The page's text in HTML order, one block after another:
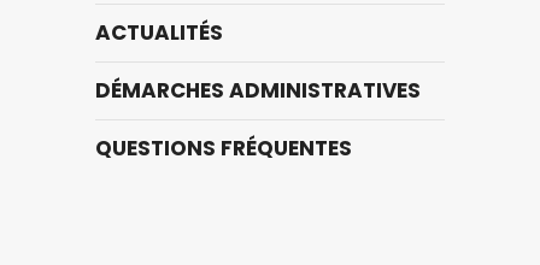
ACTUALITÉS
DÉMARCHES ADMINISTRATIVES
QUESTIONS FRÉQUENTES